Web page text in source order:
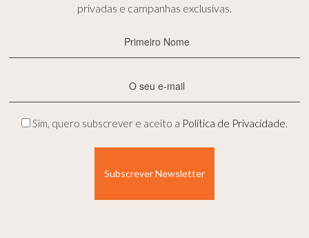
privadas e campanhas exclusivas.
Nome
mail
Privacidade
Sim, quero subscrever e aceito a Política de Privacidade.